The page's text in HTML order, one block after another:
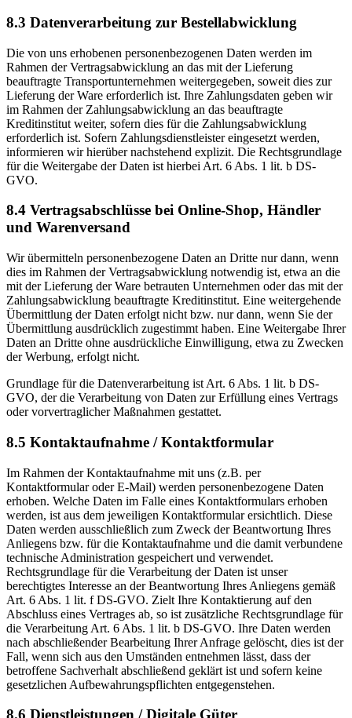
8.3 Datenverarbeitung zur Bestellabwicklung
Die von uns erhobenen personenbezogenen Daten werden im
Rahmen der Vertragsabwicklung an das mit der Lieferung
beauftragte Transportunternehmen weitergegeben, soweit dies zur
Lieferung der Ware erforderlich ist. Ihre Zahlungsdaten geben wir
im Rahmen der Zahlungsabwicklung an das beauftragte
Kreditinstitut weiter, sofern dies für die Zahlungsabwicklung
erforderlich ist. Sofern Zahlungsdienstleister eingesetzt werden,
informieren wir hierüber nachstehend explizit. Die Rechtsgrundlage
für die Weitergabe der Daten ist hierbei Art. 6 Abs. 1 lit. b DS-
GVO.
8.4 Vertragsabschlüsse bei Online-Shop, Händler
und Warenversand
Wir übermitteln personenbezogene Daten an Dritte nur dann, wenn
dies im Rahmen der Vertragsabwicklung notwendig ist, etwa an die
mit der Lieferung der Ware betrauten Unternehmen oder das mit der
Zahlungsabwicklung beauftragte Kreditinstitut. Eine weitergehende
Übermittlung der Daten erfolgt nicht bzw. nur dann, wenn Sie der
Übermittlung ausdrücklich zugestimmt haben. Eine Weitergabe Ihrer
Daten an Dritte ohne ausdrückliche Einwilligung, etwa zu Zwecken
der Werbung, erfolgt nicht.
Grundlage für die Datenverarbeitung ist Art. 6 Abs. 1 lit. b DS-
GVO, der die Verarbeitung von Daten zur Erfüllung eines Vertrags
oder vorvertraglicher Maßnahmen gestattet.
8.5 Kontaktaufnahme / Kontaktformular
Im Rahmen der Kontaktaufnahme mit uns (z.B. per
Kontaktformular oder E-Mail) werden personenbezogene Daten
erhoben. Welche Daten im Falle eines Kontaktformulars erhoben
werden, ist aus dem jeweiligen Kontaktformular ersichtlich. Diese
Daten werden ausschließlich zum Zweck der Beantwortung Ihres
Anliegens bzw. für die Kontaktaufnahme und die damit verbundene
technische Administration gespeichert und verwendet.
Rechtsgrundlage für die Verarbeitung der Daten ist unser
berechtigtes Interesse an der Beantwortung Ihres Anliegens gemäß
Art. 6 Abs. 1 lit. f DS-GVO. Zielt Ihre Kontaktierung auf den
Abschluss eines Vertrages ab, so ist zusätzliche Rechtsgrundlage für
die Verarbeitung Art. 6 Abs. 1 lit. b DS-GVO. Ihre Daten werden
nach abschließender Bearbeitung Ihrer Anfrage gelöscht, dies ist der
Fall, wenn sich aus den Umständen entnehmen lässt, dass der
betroffene Sachverhalt abschließend geklärt ist und sofern keine
gesetzlichen Aufbewahrungspflichten entgegenstehen.
8.6 Dienstleistungen / Digitale Güter